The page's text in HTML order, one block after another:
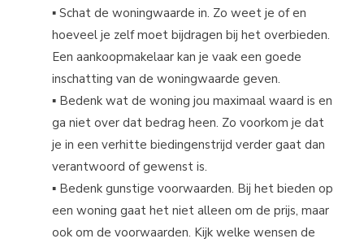
▪ Schat de woningwaarde in. Zo weet je of en
hoeveel je zelf moet bijdragen bij het overbieden.
Een aankoopmakelaar kan je vaak een goede
inschatting van de woningwaarde geven.
▪ Bedenk wat de woning jou maximaal waard is en
ga niet over dat bedrag heen. Zo voorkom je dat
je in een verhitte biedingenstrijd verder gaat dan
verantwoord of gewenst is.
▪ Bedenk gunstige voorwaarden. Bij het bieden op
een woning gaat het niet alleen om de prijs, maar
ook om de voorwaarden. Kijk welke wensen de